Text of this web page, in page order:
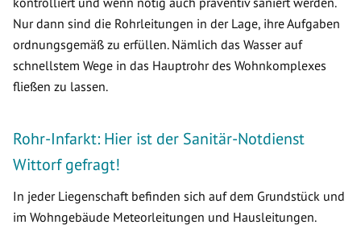
Nur dann sind die Rohrleitungen in der Lage, ihre Aufgaben
ordnungsgemäß zu erfüllen. Nämlich das Wasser auf
schnellstem Wege in das Hauptrohr des Wohnkomplexes
fließen zu lassen.
Rohr-Infarkt: Hier ist der Sanitär-Notdienst
Wittorf gefragt!
In jeder Liegenschaft befinden sich auf dem Grundstück und
im Wohngebäude Meteorleitungen und Hausleitungen.